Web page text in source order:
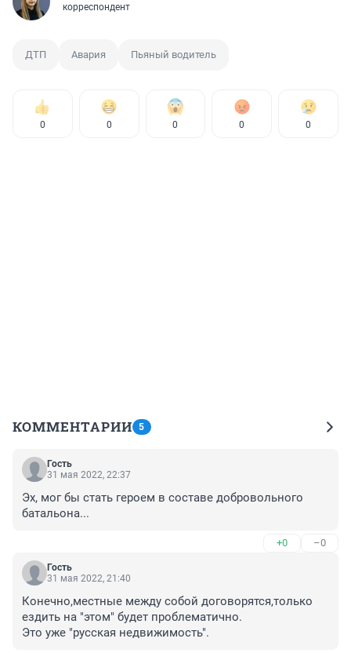
корреспондент
ДТП Авария Пьяный водитель
0 0 0 0 0
КОММЕНТАРИИ 5
Гость
31 мая 2022, 22:37
Эх, мог бы стать героем в составе добровольного
батальона...
+0 –0
Гость
31 мая 2022, 21:40
Конечно,местные между собой договорятся,только
ездить на "этом" будет проблематично.
Это уже "русская недвижимость".